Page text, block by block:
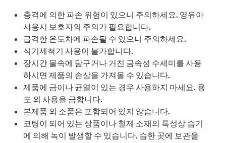
충격에 의한 파손 위험이 있으니 주의하세요. 영유아
사용시 보호자의 주의가 필요합니다.
급격한 온도차에 파손될 수 있으니 주의하세요.
식기세척기 사용이 불가합니다.
장시간 물속에 담구거나 거친 금속성 수세미를 사용
하시면 제품의 손상을 가져올 수 있습니다.
제품에 금이나 균열이 있는 경우 사용하지 마세요. 용
도 외 사용을 금합니다.
본제품 외 소품은 포함되어 있지 않습니다.
코팅이 되어 있는 상품이나 철제 소재의 특성상 습기
에 의해 녹이 발생할 수 있습니다. 습한 곳에 보관을